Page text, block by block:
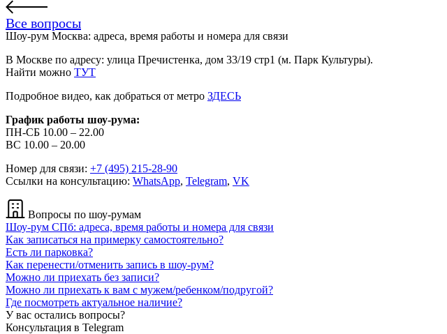
Все вопросы
Шоу-рум Москва: адреса, время работы и номера для связи
В Москве по адресу: улица Пречистенка, дом 33/19 стр1 (м. Парк Культуры).
Найти можно ТУТ
Подробное видео, как добраться от метро ЗДЕСЬ
График работы шоу-рума:
ПН-СБ 10.00 – 22.00
ВС 10.00 – 20.00
Номер для связи: +7 (495) 215-28-90
Ссылки на консультацию: WhatsApp, Telegram, VK
Вопросы по шоу-румам
Шоу-рум СПб: адреса, время работы и номера для связи
Как записаться на примерку самостоятельно?
Есть ли парковка?
Как перенести/отменить запись в шоу-рум?
Можно ли приехать без записи?
Можно ли приехать к вам с мужем/ребенком/подругой?
Где посмотреть актуальное наличие?
У вас остались вопросы?
Консультация в Telegram